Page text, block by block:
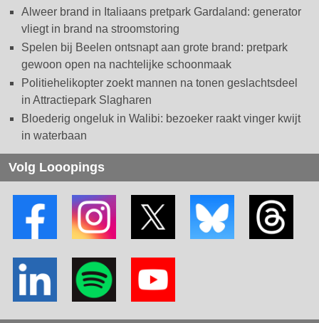
Alweer brand in Italiaans pretpark Gardaland: generator
vliegt in brand na stroomstoring
Spelen bij Beelen ontsnapt aan grote brand: pretpark
gewoon open na nachtelijke schoonmaak
Politiehelikopter zoekt mannen na tonen geslachtsdeel
in Attractiepark Slagharen
Bloederig ongeluk in Walibi: bezoeker raakt vinger kwijt
in waterbaan
Volg Looopings